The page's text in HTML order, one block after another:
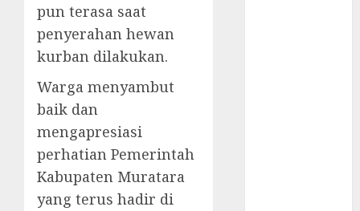
pun terasa saat
penyerahan hewan
kurban dilakukan.
Warga menyambut
baik dan
mengapresiasi
perhatian Pemerintah
Kabupaten Muratara
yang terus hadir di